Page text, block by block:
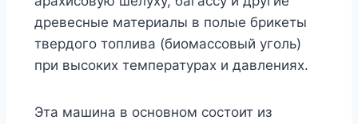
древесные материалы в полые брикеты
твердого топлива (биомассовый уголь)
при высоких температурах и давлениях.
Эта машина в основном состоит из